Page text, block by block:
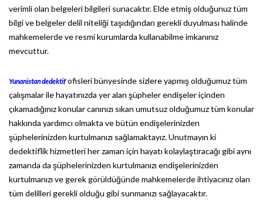
verimli olan belgeleri bilgileri sunacaktır. Elde etmiş olduğunuz tüm
bilgi ve belgeler delil niteliği taşıdığından gerekli duyulması halinde
mahkemelerde ve resmi kurumlarda kullanabilme imkanınız
mevcuttur.
Yunanistan dedektifofisleri bünyesinde sizlere yapmış olduğumuz tüm
çalışmalar ile hayatınızda yer alan şüpheler endişeler içinden
çıkamadığınız konular canınızı sıkan umutsuz olduğumuz tüm konular
hakkında yardımcı olmakta ve bütün endişelerinizden
şüphelerinizden kurtulmanızı sağlamaktayız. Unutmayın ki
dedektiflik hizmetleri her zaman için hayatı kolaylaştıracağı gibi aynı
zamanda da şüphelerinizden kurtulmanızı endişelerinizden
kurtulmanızı ve gerek görüldüğünde mahkemelerde ihtiyacınız olan
tüm delilleri gerekli olduğu gibi sunmanızı sağlayacaktır.